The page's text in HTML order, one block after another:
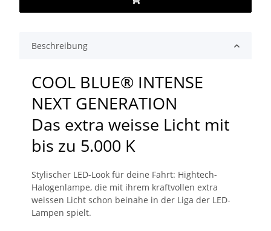
Beschreibung
COOL BLUE® INTENSE
NEXT GENERATION
Das extra weisse Licht mit
bis zu 5.000 K
Stylischer LED-Look für deine Fahrt: Hightech-
Halogenlampe, die mit ihrem kraftvollen extra
weissen Licht schon beinahe in der Liga der LED-
Lampen spielt.